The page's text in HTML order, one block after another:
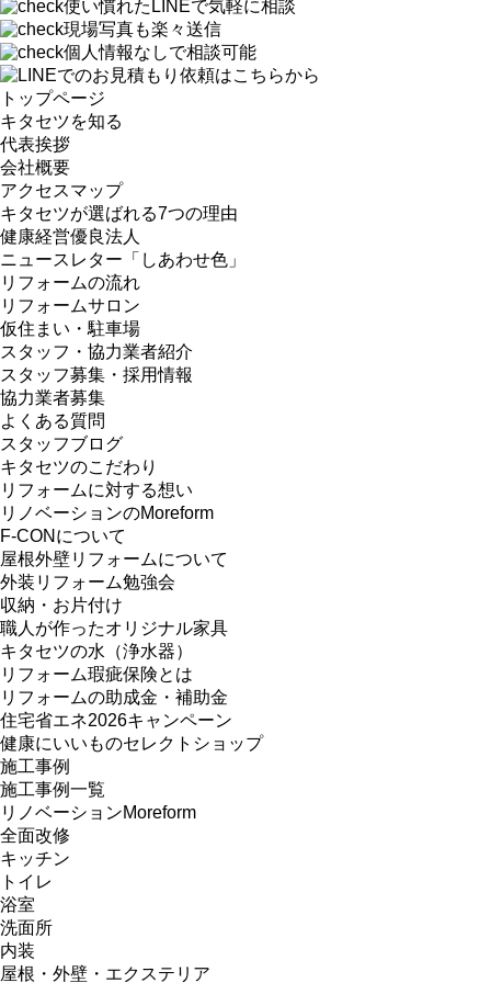
使い慣れたLINEで気軽に相談
現場写真も楽々送信
個人情報なしで相談可能
トップページ
キタセツを知る
代表挨拶
会社概要
アクセスマップ
キタセツが選ばれる7つの理由
健康経営優良法人
ニュースレター「しあわせ色」
リフォームの流れ
リフォームサロン
仮住まい・駐車場
スタッフ・協力業者紹介
スタッフ募集・採用情報
協力業者募集
よくある質問
スタッフブログ
キタセツのこだわり
リフォームに対する想い
リノベーションのMoreform
F-CONについて
屋根外壁リフォームについて
外装リフォーム勉強会
収納・お片付け
職人が作ったオリジナル家具
キタセツの水（浄水器）
リフォーム瑕疵保険とは
リフォームの助成金・補助金
住宅省エネ2026キャンペーン
健康にいいものセレクトショップ
施工事例
施工事例一覧
リノベーションMoreform
全面改修
キッチン
トイレ
浴室
洗面所
内装
屋根・外壁・エクステリア